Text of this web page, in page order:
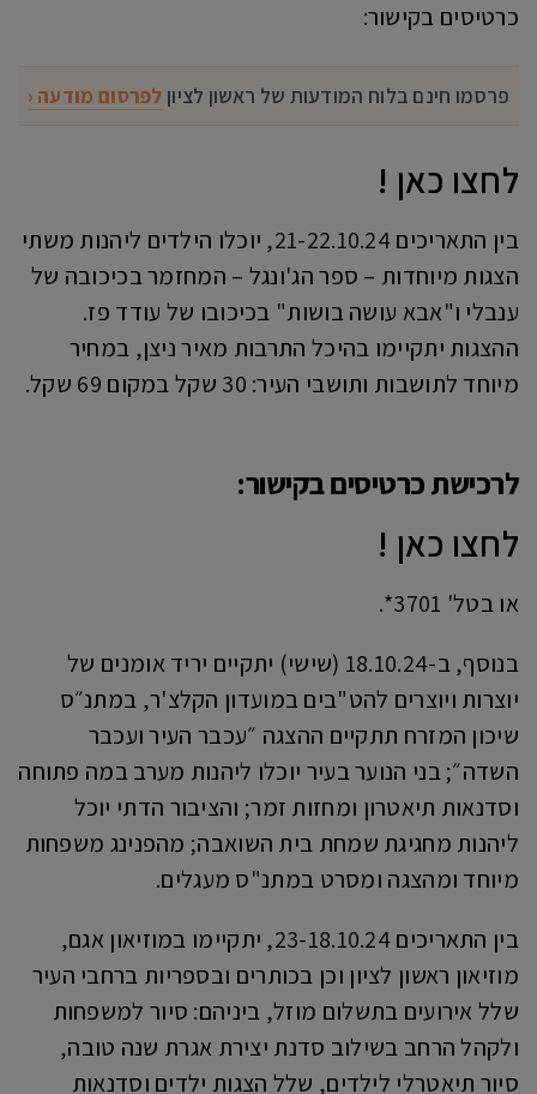
כרטיסים בקישור:
פרסמו חינם בלוח המודעות של ראשון לציון לפרסום מודעה ‹
לחצו כאן !
בין התאריכים 21-22.10.24, יוכלו הילדים ליהנות משתי
הצגות מיוחדות – ספר הג'ונגל – המחזמר בכיכובה של
ענבלי ו"אבא עושה בושות" בכיכובו של עודד פז.
ההצגות יתקיימו בהיכל התרבות מאיר ניצן, במחיר
מיוחד לתושבות ותושבי העיר: 30 שקל במקום 69 שקל.
לרכישת כרטיסים בקישור:
לחצו כאן !
או בטל' 3701*.
בנוסף, ב-18.10.24 (שישי) יתקיים יריד אומנים של
יוצרות ויוצרים להט"בים במועדון הקלצ'ר, במתנ״ס
שיכון המזרח תתקיים ההצגה ״עכבר העיר ועכבר
השדה״; בני הנוער בעיר יוכלו ליהנות מערב במה פתוחה
וסדנאות תיאטרון ומחזות זמר; והציבור הדתי יוכל
ליהנות מחגיגת שמחת בית השואבה; מהפנינג משפחות
מיוחד ומהצגה ומסרט במתנ"ס מעגלים.
בין התאריכים 23-18.10.24, יתקיימו במוזיאון אגם,
מוזיאון ראשון לציון וכן בכותרים ובספריות ברחבי העיר
שלל אירועים בתשלום מוזל, ביניהם: סיור למשפחות
ולקהל הרחב בשילוב סדנת יצירת אגרת שנה טובה,
סיור תיאטרלי לילדים, שלל הצגות ילדים וסדנאות